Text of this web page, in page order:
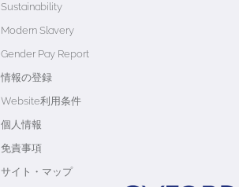
Sustainability
Modern Slavery
Gender Pay Report
情報の登録
Website利用条件
個人情報
免責事項
サイト・マップ